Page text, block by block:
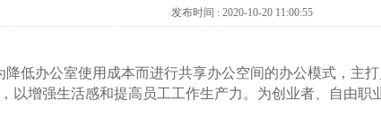
发布时间 : 2020-10-20 11:00:55
办公室使用成本而进行共享办公空间的办公模式，主打
以增强生活感和提高员工工作生产力。为创业者、自由